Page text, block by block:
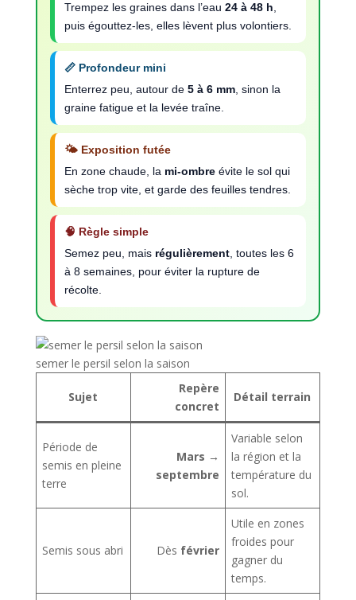
Trempez les graines dans l’eau 24 à 48 h
puis égouttez-les, elles lèvent plus volontiers.
📏 Profondeur mini
Enterrez peu, autour de 5 à 6 mm, sinon la
graine fatigue et la levée traîne.
🌤️ Exposition futée
En zone chaude, la mi-ombreévite le sol qui
sèche trop vite, et garde des feuilles tendres.
🧠 Règle simple
Semez peu, mais régulièrement, toutes les 6
à 8 semaines, pour éviter la rupture de
récolte.
semer le persil selon la saison
Sujet
Repère
concret
Détail terrain
Période de
semis en pleine
terre
Mars →
septembre
Variable selon
la région et la
température du
sol.
Semis sous abri Dès février
Utile en zones
froides pour
gagner du
temps.